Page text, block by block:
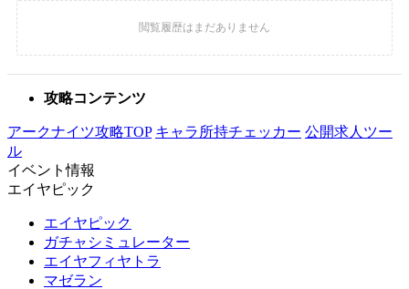
攻略コンテンツ
アークナイツ攻略TOP キャラ所持チェッカー 公開求人ツー
ル
イベント情報
エイヤピック
エイヤピック
ガチャシミュレーター
エイヤフィヤトラ
マゼラン